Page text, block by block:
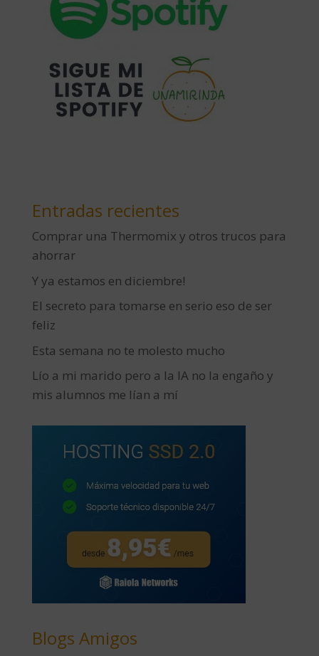
Entradas recientes
Comprar una Thermomix y otros trucos para
ahorrar
Y ya estamos en diciembre!
El secreto para tomarse en serio eso de ser
feliz
Esta semana no te molesto mucho
Lío a mi marido pero a la IA no la engaño y
mis alumnos me lían a mí
Blogs Amigos